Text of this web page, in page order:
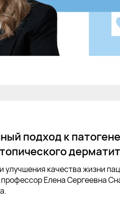
подход к
улучшения качества жизни
Елена Сергеевна